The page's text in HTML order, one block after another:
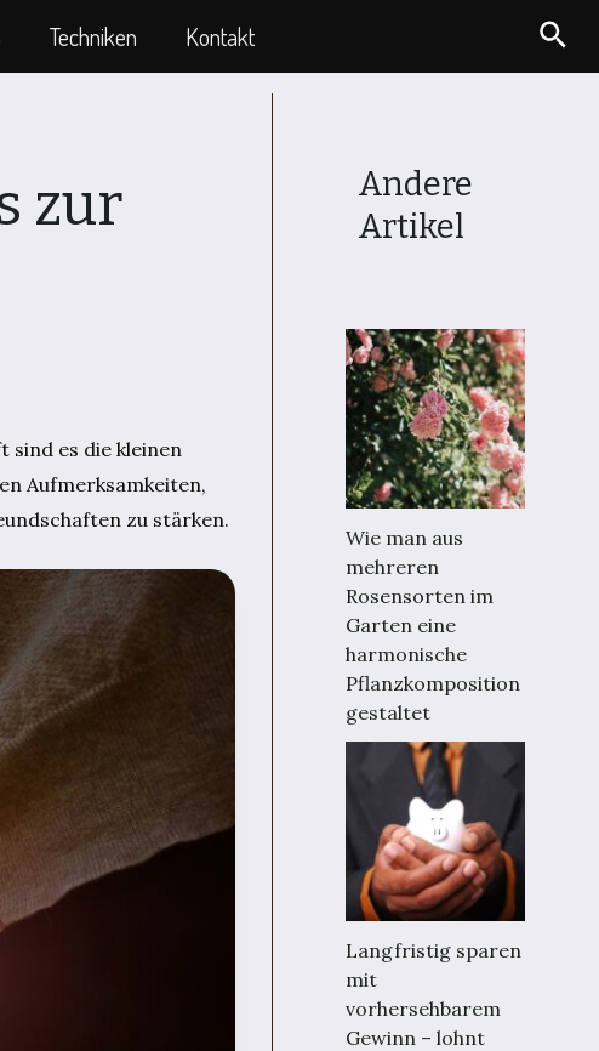
Techniken Kontakt
zur
sind es die kleinen
Aufmerksamkeiten,
zu stärken.
Andere
Artikel
Wie man aus
mehreren
Rosensorten im
Garten eine
harmonische
Pflanzkomposition
gestaltet
Langfristig sparen
mit
vorhersehbarem
Gewinn – lohnt